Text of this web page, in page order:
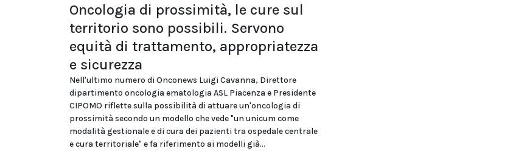
Oncologia di prossimità, le cure sul
territorio sono possibili. Servono
equità di trattamento, appropriatezza
e sicurezza
Nell'ultimo numero di Onconews Luigi Cavanna, Direttore
dipartimento oncologia ematologia ASL Piacenza e Presidente
CIPOMO riflette sulla possibilità di attuare un'oncologia di
prossimità secondo un modello che vede "un unicum come
modalità gestionale e di cura dei pazienti tra ospedale centrale
e cura territoriale" e fa riferimento ai modelli già...